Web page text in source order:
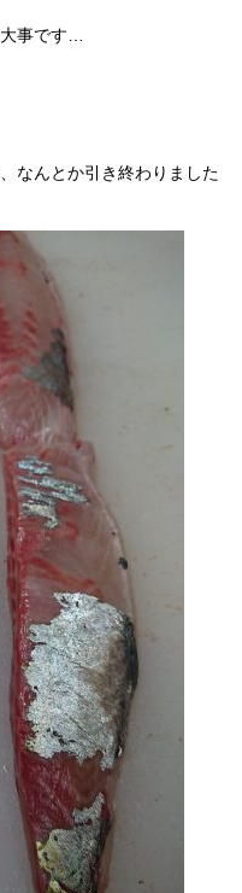
事です…
なんとか引き終わりました